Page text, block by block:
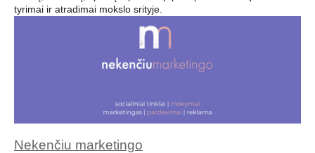
tyrimai ir atradimai mokslo srityje.
Nekenčiu marketingo